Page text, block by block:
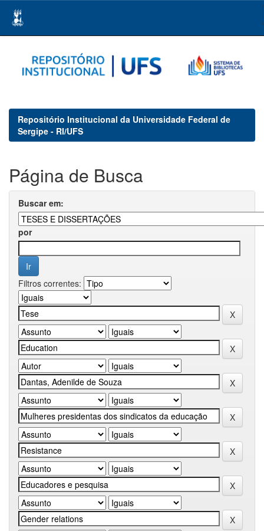
navigation
Repositório Institucional da Universidade Federal de
Sergipe - RI/UFS
Página de Busca
Buscar em:
por
Filtros correntes: